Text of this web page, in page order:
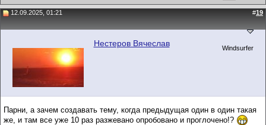
12.09.2025, 01:21 #19
Нестеров Вячеслав Windsurfer
Парни, а зачем создавать тему, когда предыдущая один в один такая
же, и там все уже 10 раз разжевано опробовано и проглочено!?